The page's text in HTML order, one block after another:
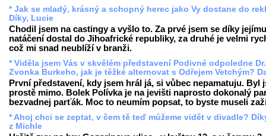
* Jak se mladý, krásný a schopný herec jako Vy dostane do
Díky, Lucie
Chodil jsem na castingy a vyšlo to. Za prvé jsem se díky jejímu
natáčení dostal do Jihoafrické republiky, za druhé je velmi
což mi snad neublíží v branži.
* Viděla jsem Vás v skvělém představení Podivné odpoledne Dr.
Zvonka Burkeho, jak je těžké alternovat s Odřejem Vetchým?
První představení, kdy jsem hrál já, si vůbec nepamatuju. Byl
prostě mimo. Bolek Polívka je na jevišti naprosto dokonalý
bezvadnej parťák. Moc to neumím popsat, to byste museli
* Ahoj chci se zeptat, v čem tě teď můžeme vidět v divadle?
z Michle